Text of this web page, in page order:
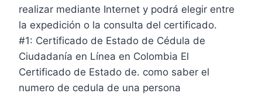
realizar mediante Internet y podrá elegir entre
la expedición o la consulta del certificado.
#1: Certificado de Estado de Cédula de
Ciudadanía en Línea en Colombia El
Certificado de Estado de. como saber el
numero de cedula de una persona